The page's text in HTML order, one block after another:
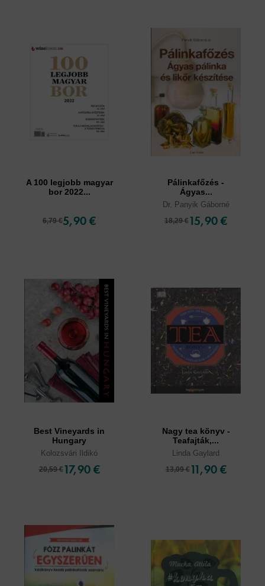
A 100 legjobb magyar
bor 2022...
6,79 €5,90 €
Pálinkafőzés -
Ágyas...
Dr. Panyik Gáborné
18,29 €15,90 €
Best Vineyards in
Hungary
Kolozsvári Ildikó
20,59 € 17,90 €
Nagy tea könyv -
Teafajták,...
Linda Gaylard
13,09 € 11,90 €